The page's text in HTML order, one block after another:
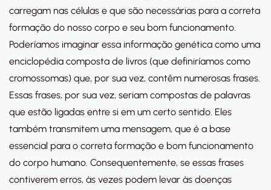
carregam nas células e que são necessárias para a correta
formação do nosso corpo e seu bom funcionamento.
Poderíamos imaginar essa informação genética como uma
enciclopédia composta de livros (que definiríamos como
cromossomas) que, por sua vez, contêm numerosas frases.
Essas frases, por sua vez, seriam compostas de palavras
que estão ligadas entre si em um certo sentido. Eles
também transmitem uma mensagem, que é a base
essencial para o correta formação e bom funcionamento
do corpo humano. Consequentemente, se essas frases
contiverem erros, às vezes podem levar às doenças